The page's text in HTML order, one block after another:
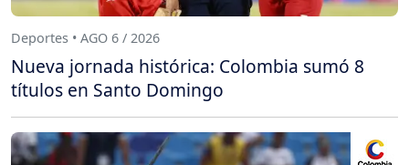
Deportes • AGO 6 / 2026
Nueva jornada histórica: Colombia sumó 8
títulos en Santo Domingo